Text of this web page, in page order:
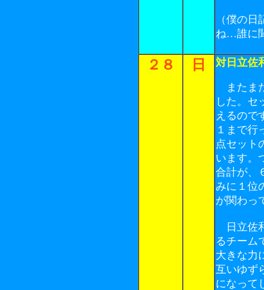
（僕の
ね…誰に
２８ 日 対日立佐
またま
した。セ
えるので
１まで行
点セット
います。
合計が、
みに１位
が関わっ
日立佐
るチーム
大きな力
互いゆず
になって